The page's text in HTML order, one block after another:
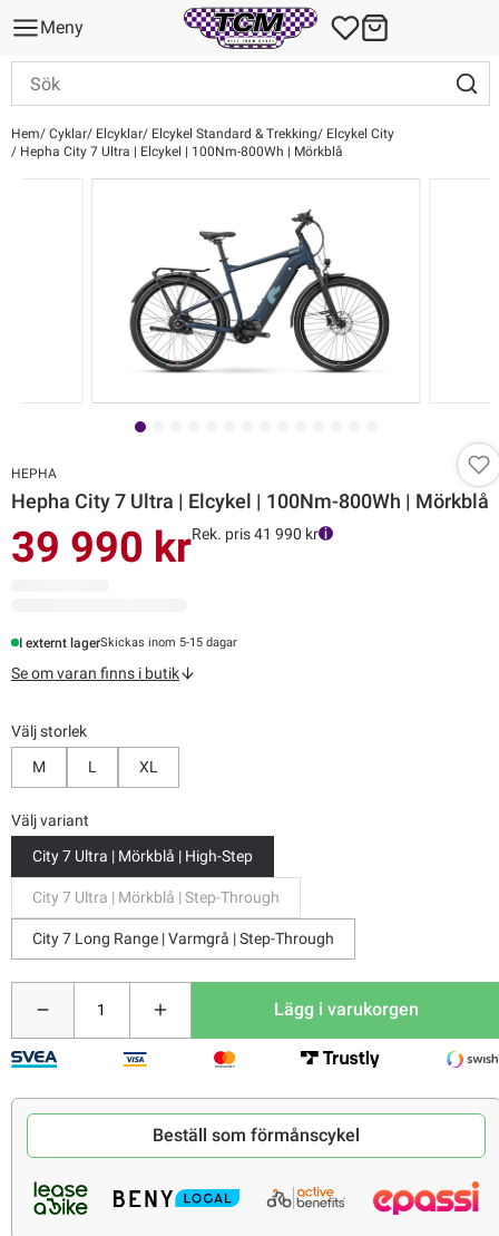
Meny
Hem Cyklar Elcyklar Elcykel Standard & Trekking
Elcykel City
Hepha City 7 Ultra | Elcykel | 100Nm-800Wh | Mörkblå
HEPHA
Hepha City 7 Ultra | Elcykel | 100Nm-800Wh | Mörkblå
39 990 krRek. pris 41 990 kr
I externt lagerSkickas inom 5-15 dagar
Se om varan finns i butik
Välj storlek
M
L XL
Välj variant
City 7 Ultra | Mörkblå | High-Step
City 7 Ultra | Mörkblå | Step-Through
City 7 Long Range | Varmgrå | Step-Through
Lägg i varukorgen
Beställ som förmånscykel